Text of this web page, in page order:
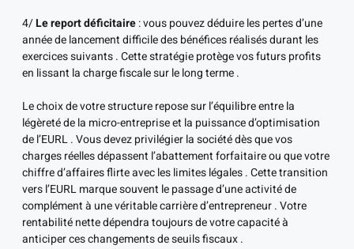
4/Le report déficitaire: vous pouvez déduire les pertes d’une
année de lancement difficile des bénéfices réalisés durant les
exercices suivants . Cette stratégie protège vos futurs profits
en lissant la charge fiscale sur le long terme .
Le choix de votre structure repose sur l’équilibre entre la
légèreté de la micro-entreprise et la puissance d’optimisation
de l’EURL . Vous devez privilégier la société dès que vos
charges réelles dépassent l’abattement forfaitaire ou que votre
chiffre d’affaires flirte avec les limites légales . Cette transition
vers l’EURL marque souvent le passage d’une activité de
complément à une véritable carrière d’entrepreneur . Votre
rentabilité nette dépendra toujours de votre capacité à
anticiper ces changements de seuils fiscaux .